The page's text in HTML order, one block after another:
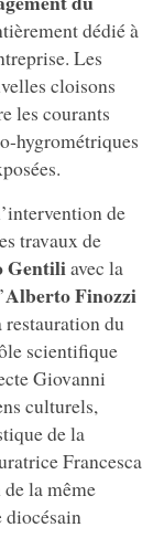
dédié à
Les
cloisons
les courants
hygrométriques
de
travaux de
Gentiliavec la
Alberto Finozzi
du
scientifique
Giovanni
culturels,
de la
Francesca
la même
diocésain